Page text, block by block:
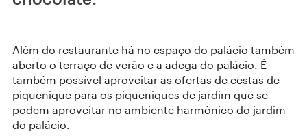
Além do restaurante há no espaço do palácio também
aberto o terraço de verão e a adega do palácio. É
também possível aproveitar as ofertas de cestas de
piquenique para os piqueniques de jardim que se
podem aproveitar no ambiente harmônico do jardim
do palácio.